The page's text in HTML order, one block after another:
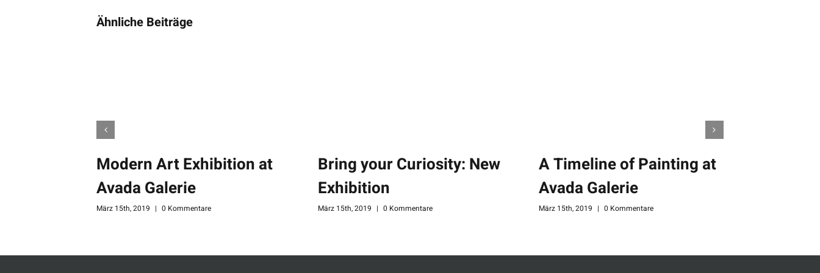
Ähnliche Beiträge
Modern Art Exhibition at
Avada Galerie
März 15th, 2019 | 0 Kommentare
Bring your Curiosity: New
Exhibition
März 15th, 2019 | 0 Kommentare
A Timeline of Painting at
Avada Galerie
März 15th, 2019 | 0 Kommentare